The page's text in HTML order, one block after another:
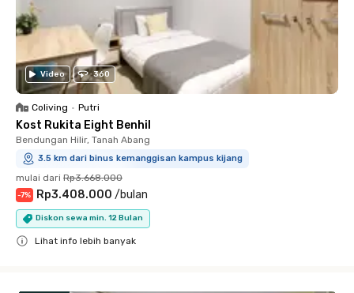
Video 360
Coliving • Putri
Kost Rukita Eight Benhil
Bendungan Hilir, Tanah Abang
3.5 km dari binus kemanggisan kampus kijang
mulai dari Rp3.668.000
-7% Rp3.408.000 /bulan
Diskon sewa min. 12 Bulan
Lihat info lebih banyak